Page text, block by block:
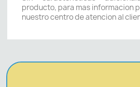
producto, para mas informacion
nuestro centro de atencion al